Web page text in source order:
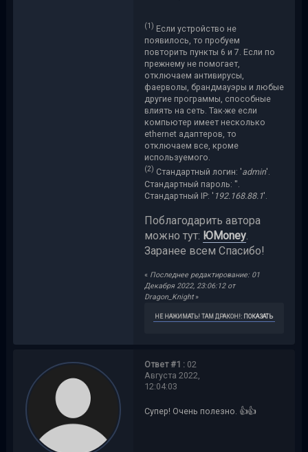
(1) Если устройство не
появилось, то пробуем
повторить пункты 6 и 7. Если по
прежнему не помогает,
отключаем антивирусы,
фаерволы, брандмауэры и любые
другие программы, способные
влиять на сеть. Так-же если
компьютер имеет несколько
ethernet адаптеров, то
отключаем все, кроме
используемого.
(2) Стандартный логин: 'admin'.
Стандартный пароль: ''.
Стандартный IP: ' 192.168.88.1'.
Поблагодарить автора
можно тут: ЮMoney.
Заранее всем Спасибо!
« Последнее редактирование: 01
Декабря 2022, 23:06:12 от
Dragon_Knight»
НЕ НАЖИМАТЬ! ТАМ ДРАКОН!: ПОКАЗАТЬ
Ответ #1 :02
Августа 2022,
12:04:03
Супер! Очень полезно. 👍👍